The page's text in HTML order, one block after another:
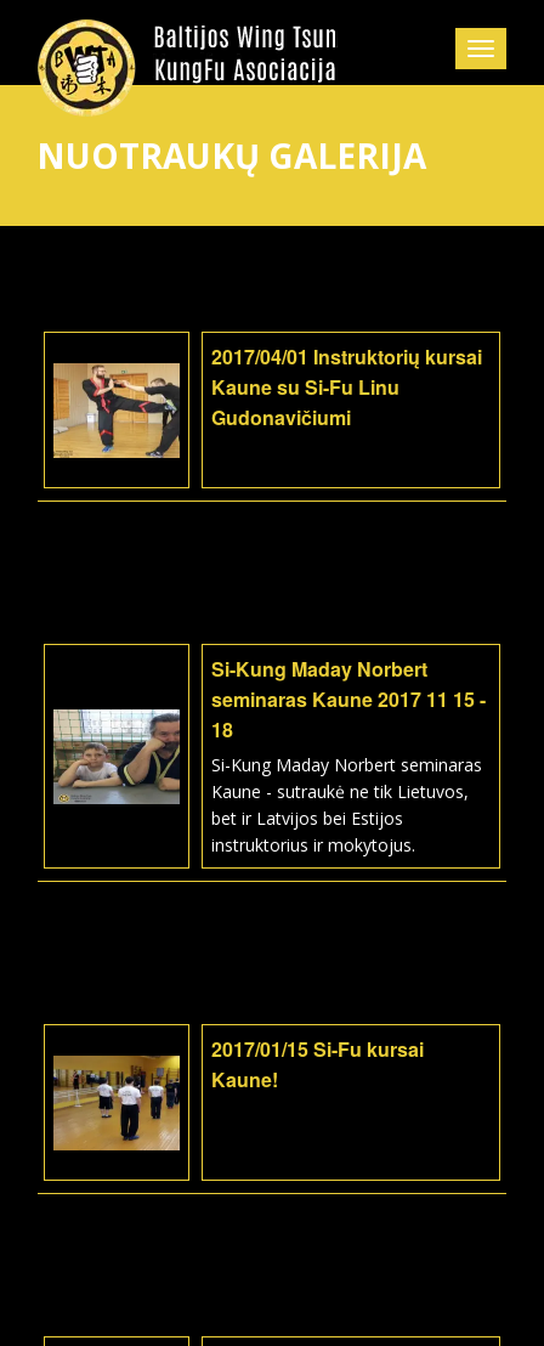
NUOTRAUKŲ GALERIJA
2017/04/01 Instruktorių kursai
Kaune su Si-Fu Linu
Gudonavičiumi
Si-Kung Maday Norbert
seminaras Kaune 2017 11 15 -
18
Si-Kung Maday Norbert seminaras
Kaune - sutraukė ne tik Lietuvos,
bet ir Latvijos bei Estijos
instruktorius ir mokytojus.
2017/01/15 Si-Fu kursai
Kaune!